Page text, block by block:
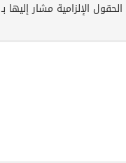
الحقول الإلزامية مشار إليها بـ